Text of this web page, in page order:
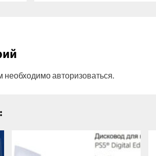
необходимоавторизоваться.